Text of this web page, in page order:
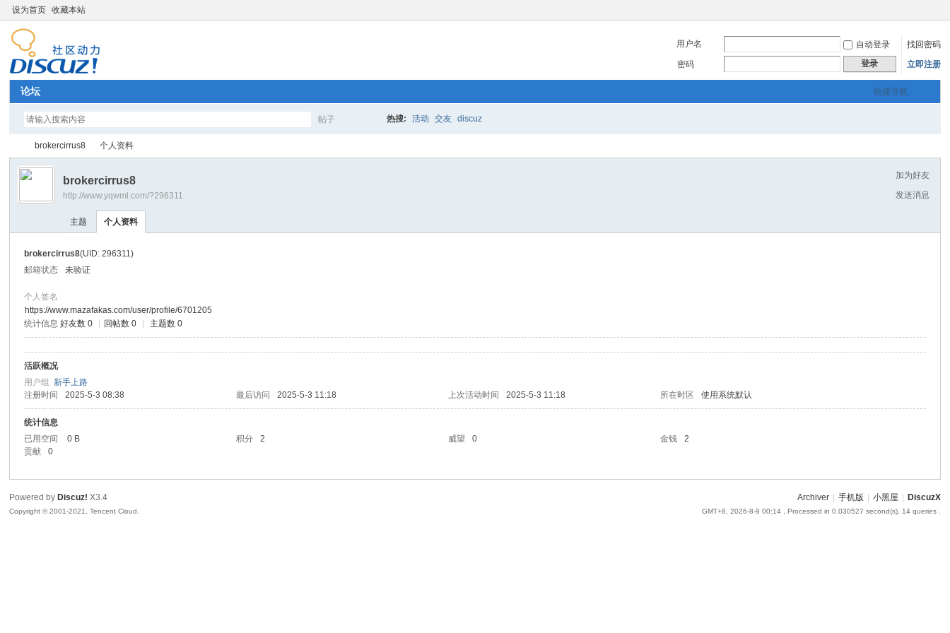
设为首页 收藏本站
用户名 自动登录
找回密码
密码
登录 立即注册
快捷导航
论坛
帖子 热搜: 活动 交友 discuz
›
brokercirrus8 个人资料
加为好友
发送消息
brokercirrus8
http://www.yqwml.com/?296311
主题 个人资料
brokercirrus8(UID: 296311)
邮箱状态
未验证
个人签名
https://www.mazafakas.com/user/profile/6701205
统计信息 好友数 0 回帖数 0 主题数 0
活跃概况
用户组新手上路
注册时间
2025-5-3 08:38 最后访问 2025-5-3 11:18 上次活动时间 2025-5-3 11:18 所在时区 使用系统默认
统计信息
已用空间
0 B 积分 2 威望 0 金钱
2
贡献
0
Archiver 手机版 小黑屋 DiscuzX
GMT+8, 2026-8-9 00:14, Processed in 0.030527 second(s), 14 queries .
Powered by Discuz! X3.4
Copyright © 2001-2021, Tencent Cloud.